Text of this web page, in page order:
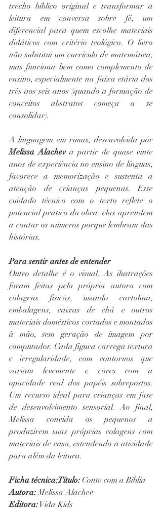
trecho bíblico original e transformar a
leitura em conversa sobre fé, um
diferencial para quem escolhe materiais
didáticos com critério teológico. O livro
não substitui um currículo de matemática,
mas funciona bem como complemento de
ensino, especialmente na faixa etária dos
três aos seis anos (quando a formação de
conceitos abstratos começa a se
consolidar).
Melissa Alachev a partir de quase vinte
anos de experiência no ensino de línguas,
favorece a memorização e sustenta a
atenção de crianças pequenas. Esse
cuidado técnico com o texto reflete o
potencial prático da obra: elas aprendem
a contar os números porque lembram das
histórias.
Para sentir antes de entender
Outro detalhe é o visual. As ilustrações
foram feitas pela própria autora com
colagens físicas, usando cartolina,
embalagens, caixas de chá e outros
materiais domésticos cortados e montados
à mão, sem geração de imagem por
computador. Cada figura carrega textura
e irregularidade, com contornos que
variam levemente e cores com a
opacidade real dos papéis sobrepostos.
Um recurso ideal para crianças em fase
de desenvolvimento sensorial. Ao final,
Melissa convida os pequenos a
produzirem suas próprias colagens com
materiais de casa, estendendo a atividade
para além da leitura.
Ficha técnica:Título: Conte com a Bíblia
Autora: Melissa Alachev
Editora: Vida Kids